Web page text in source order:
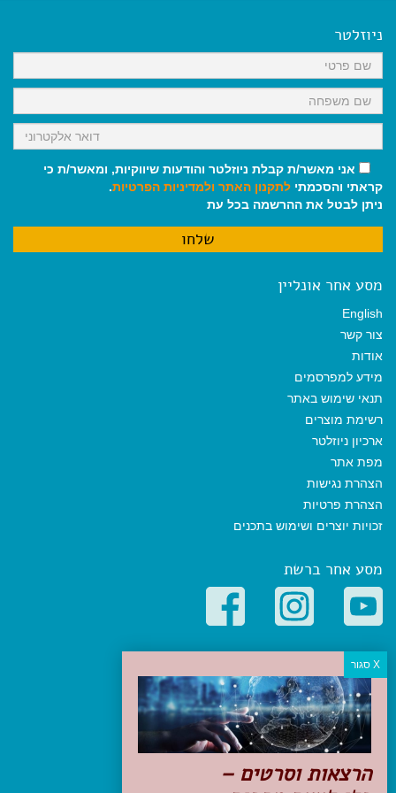
k
p
m
ניוזלטר
אני מאשר/ת קבלת ניוזלטר והודעות שיווקיות, ומאשר/ת כי
קראתי והסכמתי לתקנון האתר ולמדיניות הפרטיות.
ניתן לבטל את ההרשמה בכל עת
מסע אחר אונליין
English
צור קשר
אודות
מידע למפרסמים
תנאי שימוש באתר
רשימת מוצרים
ארכיון ניוזלטר
מפת אתר
הצהרת נגישות
הצהרת פרטיות
זכויות יוצרים ושימוש בתכנים
מסע אחר ברשת
קטגוריות פופולריות
יעדים
טיולים בישראל
מלונות בוטיק בישראל
טיפים והמלצות
הכנות לנסיעה
הרצאות וסרטים –